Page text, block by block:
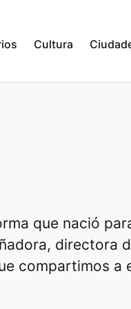
Cultura
que nació
directora
compartimos a